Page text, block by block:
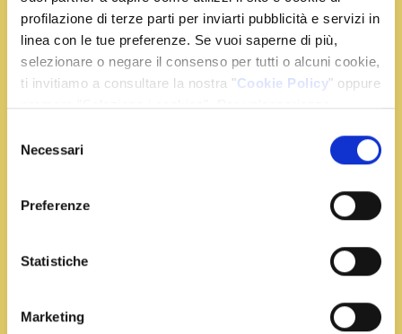
profilazione di terze parti per inviarti pubblicità e servizi in
linea con le tue preferenze. Se vuoi saperne di più,
selezionare o negare il consenso per tutti o alcuni cookie,
ti invitiamo a consultare la nostra "Cookie Policy" oppure
premere "Seleziona i cookies". Per un'esperienza
delNecessari
Preferenze
Statistiche
Marketing
Sbattete bene le uova facendovi sciogliere lo zafferano.
Aggiungete poi parmigano reggiano